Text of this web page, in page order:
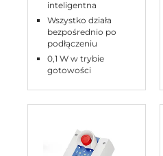
inteligentna
Wszystko działa
bezpośrednio po
podłączeniu
0,1 W w trybie
gotowości